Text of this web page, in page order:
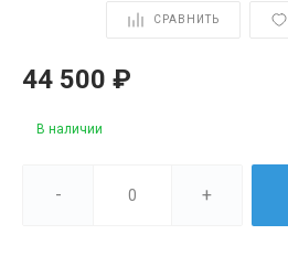
СРАВНИТЬ
44 500 ₽
В наличии
- +